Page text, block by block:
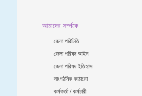
আমাদের সর্ম্পকে
জেলা পরিচিতি
জেলা পরিষদ আইন
জেলা পরিষদ ইতিহাস
সাংগঠনিক কাঠামো
কর্মকর্তা / কর্মচারী